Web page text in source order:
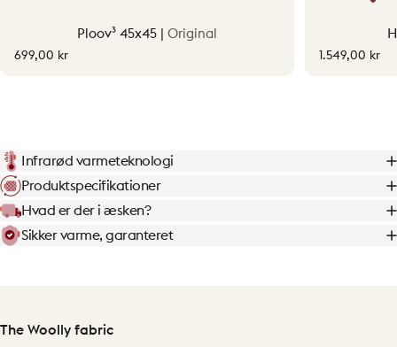
Ploov³ 45x45 | Original
699,00 kr 1.549,00 kr
Infrarød varmeteknologi
Produktspecifikationer
Hvad er der i æsken?
Sikker varme, garanteret
The Woolly fabric